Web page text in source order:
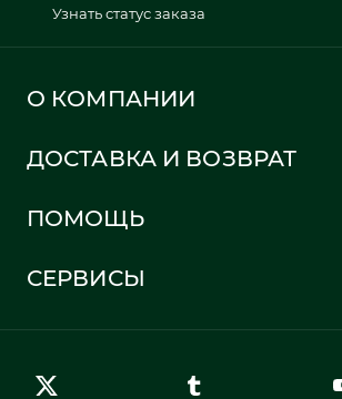
Узнать статус заказа
О КОМПАНИИ
Политика в отношении обработки
ДОСТАВКА И ВОЗВРАТ
Информация о доставке
Правила возврата
ПОМОЩЬ
Карта сайта
СЕРВИСЫ